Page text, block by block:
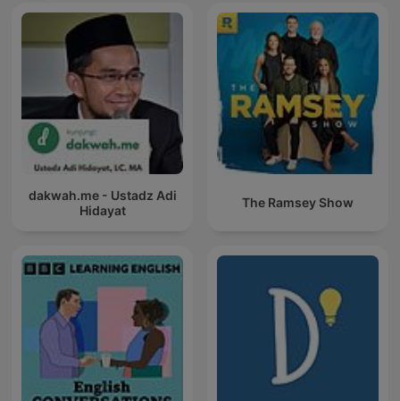
dakwah.me - Ustadz Adi
Hidayat
The Ramsey Show